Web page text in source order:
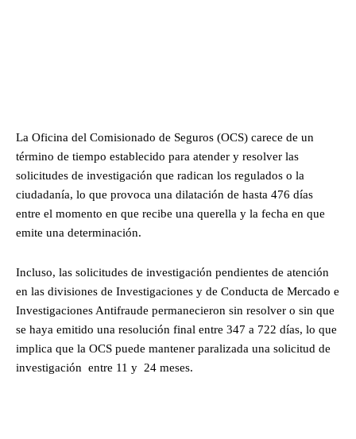
La Oficina del Comisionado de Seguros (OCS) carece de un
término de tiempo establecido para atender y resolver las
solicitudes de investigación que radican los regulados o la
ciudadanía, lo que provoca una dilatación de hasta 476 días
entre el momento en que recibe una querella y la fecha en que
emite una determinación.
Incluso, las solicitudes de investigación pendientes de atención
en las divisiones de Investigaciones y de Conducta de Mercado e
Investigaciones Antifraude permanecieron sin resolver o sin que
se haya emitido una resolución final entre 347 a 722 días, lo que
implica que la OCS puede mantener paralizada una solicitud de
investigación entre 11 y 24 meses.